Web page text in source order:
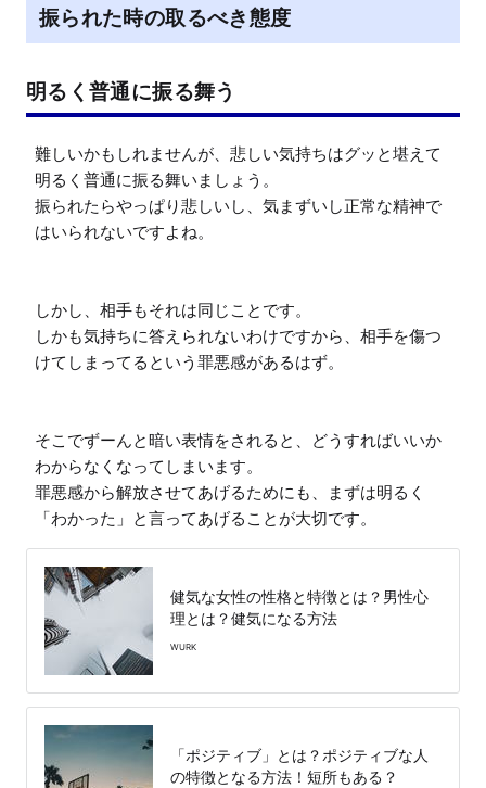
振られた時の取るべき態度
明るく普通に振る舞う
難しいかもしれませんが、悲しい気持ちはグッと堪えて
明るく普通に振る舞いましょう。
振られたらやっぱり悲しいし、気まずいし正常な精神で
はいられないですよね。
しかし、相手もそれは同じことです。
しかも気持ちに答えられないわけですから、相手を傷つ
けてしまってるという罪悪感があるはず。
そこでずーんと暗い表情をされると、どうすればいいか
わからなくなってしまいます。
罪悪感から解放させてあげるためにも、まずは明るく
「わかった」と言ってあげることが大切です。
健気な女性の性格と特徴とは？男性心
理とは？健気になる方法
WURK
「ポジティブ」とは？ポジティブな人
の特徴となる方法！短所もある？